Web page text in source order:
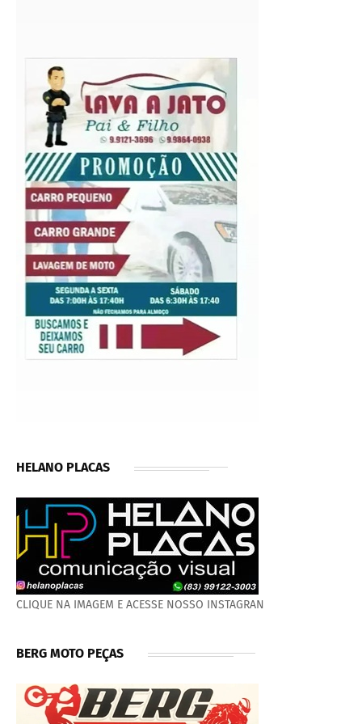
HELANO PLACAS
CLIQUE NA IMAGEM E ACESSE NOSSO INSTAGRAN
BERG MOTO PEÇAS